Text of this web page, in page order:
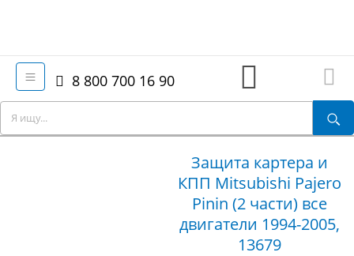
8 800 700 16 90
Защита картера и
КПП Mitsubishi Pajero
Pinin (2 части) все
двигатели 1994-2005,
13679